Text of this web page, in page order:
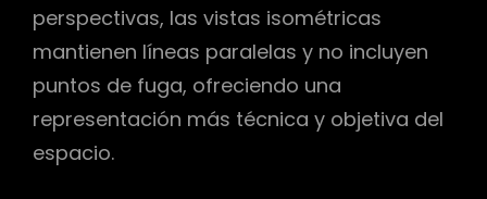
perspectivas, las vistas isométricas
mantienen líneas paralelas y no incluyen
puntos de fuga, ofreciendo una
representación más técnica y objetiva del
espacio.